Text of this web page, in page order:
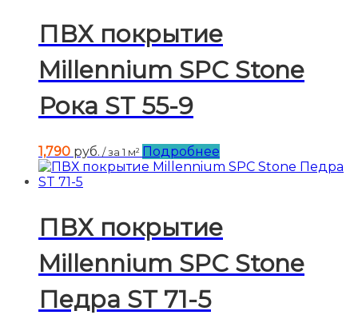
ПВХ покрытие
Millennium SPC Stone
Рока ST 55-9
1,790 руб. / за 1 м² Подробнее
ПВХ покрытие
Millennium SPC Stone
Педра ST 71-5